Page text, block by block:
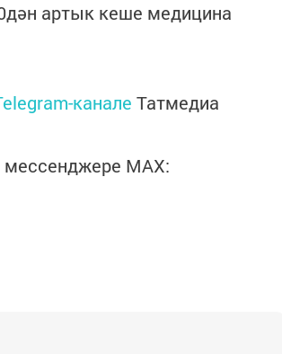
артык кеше медицина
канале Татмедиа
мессенджере MАХ: